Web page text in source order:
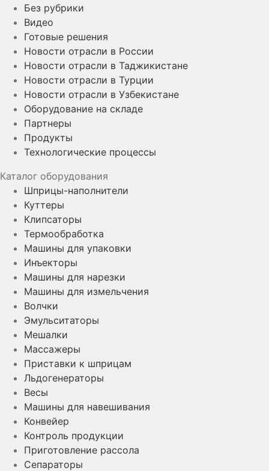
Без рубрики
Видео
Готовые решения
Новости отрасли в России
Новости отрасли в Таджикистане
Новости отрасли в Турции
Новости отрасли в Узбекистане
Оборудование на складе
Партнеры
Продукты
Технологические процессы
Каталог оборудования
Шприцы-наполнители
Куттеры
Клипсаторы
Термообработка
Машины для упаковки
Инъекторы
Машины для нарезки
Машины для измельчения
Волчки
Эмульситаторы
Мешалки
Массажеры
Приставки к шприцам
Льдогенераторы
Весы
Машины для навешивания
Конвейер
Контроль продукции
Приготовление рассола
Сепараторы